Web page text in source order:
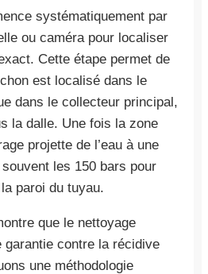
systématiquement par
ou caméra pour localiser
Cette étape permet de
est localisé dans le
dans le collecteur principal,
la dalle. Une fois la zone
projette de l’eau à une
les 150 bars pour
paroi du tuyau.
que le nettoyage
garantie contre la récidive
une méthodologie